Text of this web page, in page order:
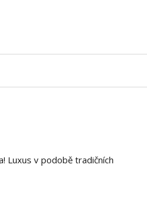
Luxus v podobě tradičních